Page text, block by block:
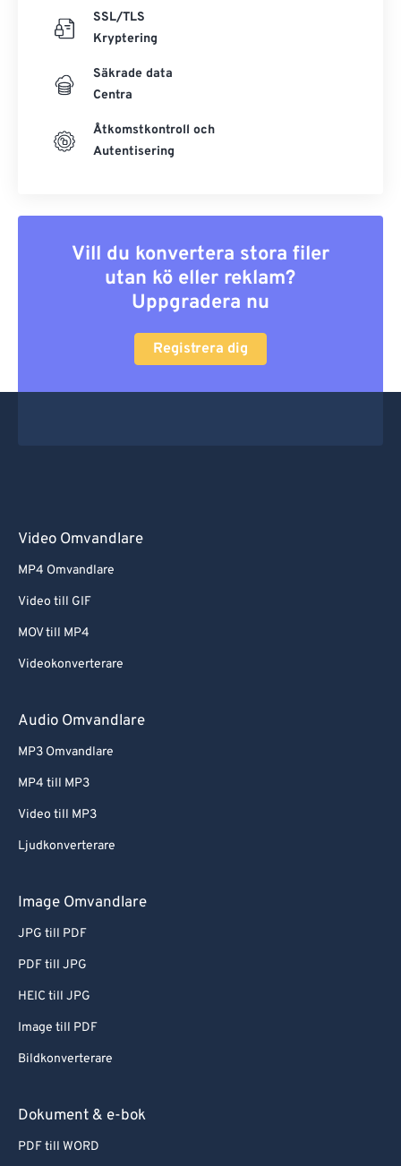
SSL/TLS
Kryptering
Säkrade data
Centra
Åtkomstkontroll och
Autentisering
Vill du konvertera stora filer
utan kö eller reklam?
Uppgradera nu
Registrera dig
Video Omvandlare
MP4 Omvandlare
Video till GIF
MOV till MP4
Videokonverterare
Audio Omvandlare
MP3 Omvandlare
MP4 till MP3
Video till MP3
Ljudkonverterare
Image Omvandlare
JPG till PDF
PDF till JPG
HEIC till JPG
Image till PDF
Bildkonverterare
Dokument & e-bok
PDF till WORD